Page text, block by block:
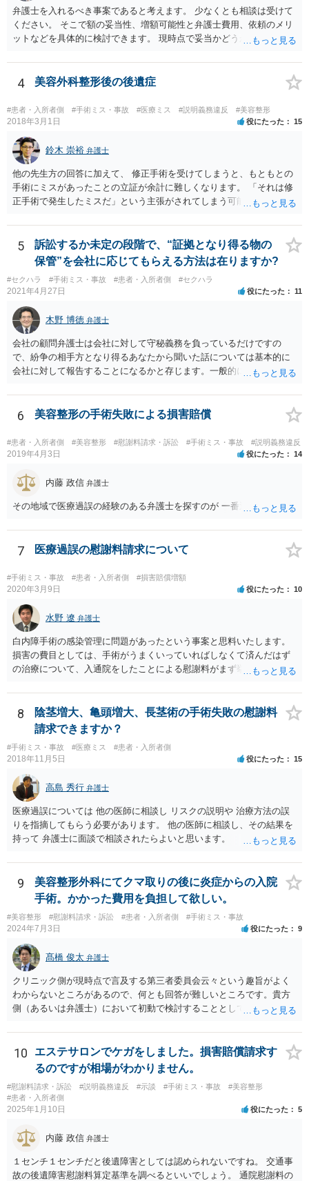
ただし，手術代の返金に応じた際に「これ以上金銭の請求はしませ
ん」という趣旨の合意をしてしまっていると， 上記の請求は，基本的
には困難となります。
弁護士を入れるべき事案であると考えます。 少なくとも相談は受けて
ください。 そこで額の妥当性、増額可能性と弁護士費用、依頼のメリ
ットなどを具体的に検討できます。 現時点で妥当かどうかを即断する
4 美容外科整形後の後遺症
#患者・入所者側 #手術ミス・事故 #医療ミス #説明義務違反 #美容整形
2018年3月1日 役にたった 15
鈴木 崇裕 弁護士
他の先生方の回答に加えて、 修正手術を受けてしまうと、もともとの
手術にミスがあったことの立証が余計に難しくなります。 「それは修
正手術で発生したミスだ」という主張がされてしまう可能性があるか
検討なさっているのであれば、修正手術を受けるまえに弁護士に相談
して対応を決めることを強くお勧めいたします。
5
訴訟するか未定の段階で、“証拠となり得る物の
保管”を会社に応じてもらえる方法は在りますか?
#セクハラ #手術ミス・事故 #患者・入所者側 #セクハラ
2021年4月27日 役にたった 11
木野 博徳 弁護士
会社の顧問弁護士は会社に対して守秘義務を負っているだけですの
で、紛争の相手方となり得るあなたから聞いた話については基本的に
会社に対して報告することになるかと存じます。一般的に弁護士かぎ
ってはあるかもしれませんが、相手方に誤解を与える可能性があり、
利益相反の問題が生じうるのでそういった要請は拒絶する場合が大半
でしょうし、とりわけ今回の状況において弁護士かぎりの話にしてほ
しいという要望を受け容れる弁護士はほとんどいないと思います。 会
社内の部署に相談した場合についても通常は会社内で情報共有が図ら
に相談した上で、事案の見通し等を示してもらい、訴訟するかどうか
を早急に決断された方が良いかと存じます。訴訟提起を選択される場
合は、通常、会社が隠蔽のため過去の記録を廃棄すること等を防ぐた
とも一般論としては会社が隠蔽工作を行う可能性があるため、慎重な
6 美容整形の手術失敗による損害賠償
#患者・入所者側 #美容整形 #慰謝料請求・訴訟 #手術ミス・事故 #説明義務違反
2019年4月3日 役にたった 14
内藤 政信 弁護士
その地域で医療過誤の経験のある弁護士を探すのが 一番近道だね。
7 医療過誤の慰謝料請求について
#手術ミス・事故 #患者・入所者側 #損害賠償増額
2020年3月9日 役にたった 10
水野 遼 弁護士
白内障手術の感染管理に問題があったという事案と思料いたします。
損害の費目としては、手術がうまくいっていればしなくて済んだはず
の治療について、入通院をしたことによる慰謝料がまず挙げられ、こ
が残った場合には、後遺症についての慰謝料や、逸失利益なども請求
の対象になってきます。 あくまでケースバイケースなので、今回の事
案に必ずしも当てはまるものとは言い切れませんが、過去の裁判例を
見ると、白内障の手術に失敗して片目の視力がほぼ失われたような事
案の場合、800万円程度の慰謝料が認められた事案もあります。 医療
事故の場合、相手が保険を使った対応になることが多いため、交渉を
円滑に進めるためには早期に弁護士委任された方がよいのではないか
と思います。
8
陰茎増大、亀頭増大、長茎術の手術失敗の慰謝料
請求できますか？
#手術ミス・事故 #医療ミス #患者・入所者側
2018年11月5日 役にたった 15
高島 秀行 弁護士
医療過誤については 他の医師に相談し リスクの説明や 治療方法の誤
りを指摘してもらう必要があります。 他の医師に相談し、その結果を
持って 弁護士に面談で相談されたらよいと思います。
9
美容整形外科にてクマ取りの後に炎症からの入院
手術。かかった費用を負担して欲しい。
#美容整形 #慰謝料請求・訴訟 #患者・入所者側 #手術ミス・事故
2024年7月3日 役にたった 9
髙橋 俊太 弁護士
クリニック側が現時点で言及する第三者委員会云々という趣旨がよく
わからないところがあるので、何とも回答が難しいところです。貴方
側（あるいは弁護士）において初動で検討することとしては、クリニ
医師意見聴取などが考えられるかと思います。それらを踏まえてクリ
ニック側の過失を肯定できそうであれば、クリニックに対して具体的
に損害賠償請求をしていくことになります。
10
エステサロンでケガをしました。損害賠償請求す
るのですが相場がわかりません。
#慰謝料請求・訴訟 #説明義務違反 #示談 #手術ミス・事故
#美容整形
#患者・入所者側
2025年1月10日 役にたった 5
内藤 政信 弁護士
１センチ１センチだと後遺障害としては認められないですね。 交通事
故の後遺障害慰謝料算定基準を調べるといいでしょう。 通院慰謝料の